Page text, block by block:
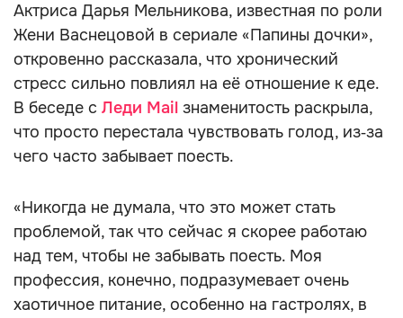
Актриса Дарья Мельникова, известная по роли
Жени Васнецовой в сериале «Папины дочки»,
откровенно рассказала, что хронический
стресс сильно повлиял на её отношение к еде.
В беседе с Леди Mail знаменитость раскрыла,
что просто перестала чувствовать голод, из‑за
чего часто забывает поесть.
«Никогда не думала, что это может стать
проблемой, так что сейчас я скорее работаю
над тем, чтобы не забывать поесть. Моя
профессия, конечно, подразумевает очень
хаотичное питание, особенно на гастролях, в